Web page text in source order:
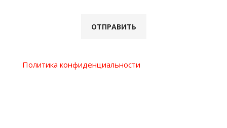
Политика конфиденциальности